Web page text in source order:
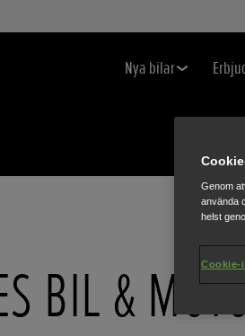
Nya bilar
BIL &
Genom
använda
helst
Cookie-